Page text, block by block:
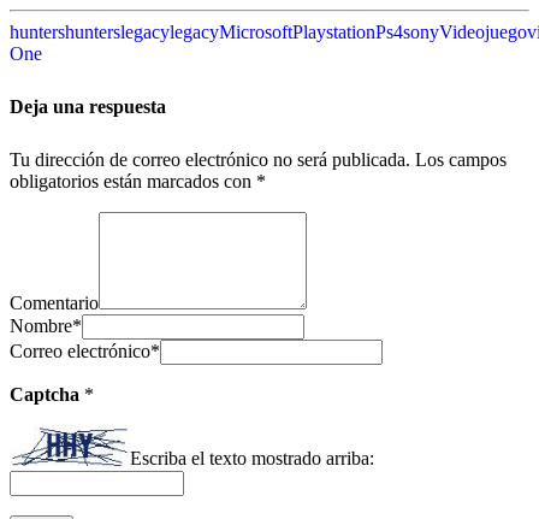
huntershunterslegacylegacyMicrosoftPlaystationPs4sonyVideojuego
One
Deja una respuesta
Tu dirección de correo electrónico no será publicada. Los campos
obligatorios están marcados con *
Comentario
Nombre*
Correo electrónico*
Captcha *
Escriba el texto mostrado arriba: